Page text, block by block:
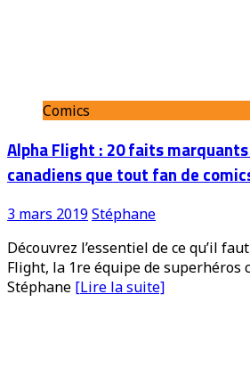
Comics
Alpha Flight : 20 faits
canadiens que tout fan de
3 mars 2019Stéphane
Découvrez l’essentiel de ce qu’il
Flight, la 1re équipe de superhéros
Stéphane [Lire la suite]